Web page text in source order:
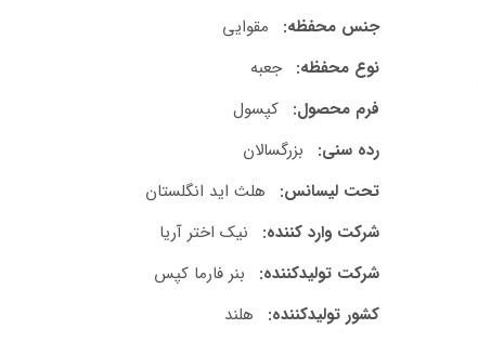
جنس محفظه:
مقوایی
نوع محفظه: جعبه
فرم محصول: کپسول
رده سنی:
بزرگسالان
تحت لیسانس:
هلث اید انگلستان
شرکت وارد کننده:
نیک اختر آریا
شرکت تولید‎کننده:
بنر فارما کپس
کشور تولید‎کننده:
هلند